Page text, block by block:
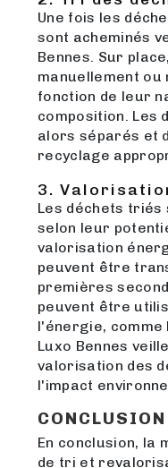
Une fois les
sont acheminés
Bennes. Sur
manuellement ou
fonction de leur
composition. Les
alors séparés et
recyclage
3.
Les déchets
selon leur
valorisation
peuvent être
premières
peuvent être
l'énergie, comme
Luxo Bennes
valorisation des
l'impact
CONCLUSION
En conclusion, la
de tri et